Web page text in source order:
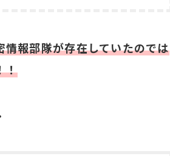
報部隊が存在していたのでは
！